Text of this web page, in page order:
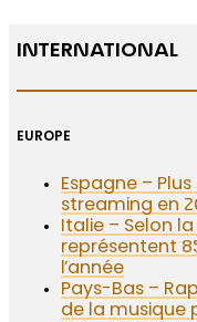
INTERNATIONAL
EUROPE
Espagne –
streaming en
Italie – Selon
représentent
l’année
Pays-Bas –
de la musique